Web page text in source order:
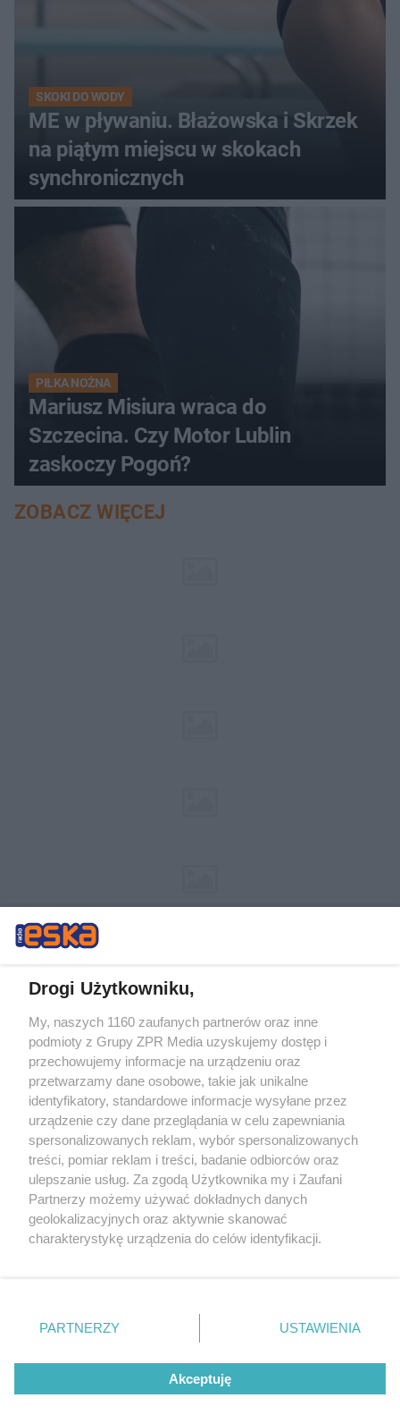
SKOKI DO WODY
ME w pływaniu. Błażowska i Skrzek
na piątym miejscu w skokach
synchronicznych
PIŁKA NOŻNA
Mariusz Misiura wraca do
Szczecina. Czy Motor Lublin
zaskoczy Pogoń?
ZOBACZ WIĘCEJ
Żaden utwór zamieszczony w serwisie nie może być powielany i
rozpowszechniany lub dalej rozpowszechniany w jakikolwiek sposób (w
tym także elektroniczny lub mechaniczny) na jakimkolwiek polu
eksploatacji w jakiejkolwiek formie, włącznie z umieszczaniem w
Internecie bez pisemnej zgody właściciela praw. Jakiekolwiek użycie lub
wykorzystanie utworów w całości lub w części z naruszeniem prawa,
tzn. bez właściwej zgody, jest zabronione pod groźbą kary i może być
ścigane prawnie.
© 2026 Grupa ZPR Media
Drogi Użytkowniku,
My, naszych 1160 zaufanych partnerów oraz inne
podmioty z Grupy ZPR Media uzyskujemy dostęp i
przechowujemy informacje na urządzeniu oraz
przetwarzamy dane osobowe, takie jak unikalne
identyfikatory, standardowe informacje wysyłane przez
urządzenie czy dane przeglądania w celu zapewniania
spersonalizowanych reklam, wybór spersonalizowanych
treści, pomiar reklam i treści, badanie odbiorców oraz
ulepszanie usług. Za zgodą Użytkownika my i Zaufani
Partnerzy możemy używać dokładnych danych
geolokalizacyjnych oraz aktywnie skanować
charakterystykę urządzenia do celów identyfikacji.
zmienić/wycofać klikając przycisk ustawień prywatności
znajdujący się w lewym dolnym rogu strony
rodzaje przetwarzania danych nie wymagają zgody
użytkownika, ale masz prawo sprzeciwić się takiemu
przetwarzaniu. Preferencje będą miały zastosowanie tylko
PARTNERZY USTAWIENIA
Akceptuję